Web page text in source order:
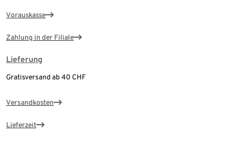
Vorauskasse
Zahlung in der Filiale
Lieferung
Gratisversand ab 40 CHF
Versandkosten
Lieferzeit